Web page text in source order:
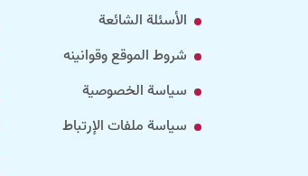
الأسئلة الشائعة
شروط الموقع وقوانينه
سياسة الخصوصية
سياسة ملفات الإرتباط